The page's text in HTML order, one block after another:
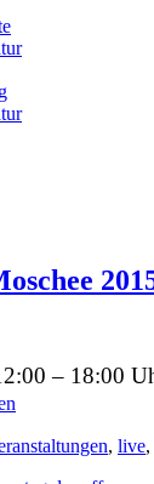
– 18:00
, live,